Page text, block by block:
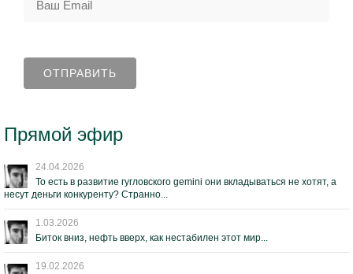
Прямой эфир
24.04.2026
То есть в развитие гугловского gemini они вкладываться не хотят, а
несут деньги конкуренту? Странно...
1.03.2026
Биток вниз, нефть вверх, как нестабилен этот мир...
19.02.2026